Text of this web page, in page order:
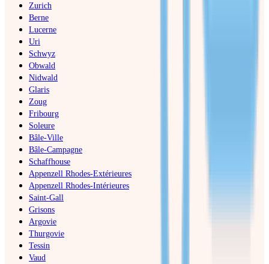
Zurich
Berne
Lucerne
Uri
Schwyz
Obwald
Nidwald
Glaris
Zoug
Fribourg
Soleure
Bâle-Ville
Bâle-Campagne
Schaffhouse
Appenzell Rhodes-Extérieures
Appenzell Rhodes-Intérieures
Saint-Gall
Grisons
Argovie
Thurgovie
Tessin
Vaud